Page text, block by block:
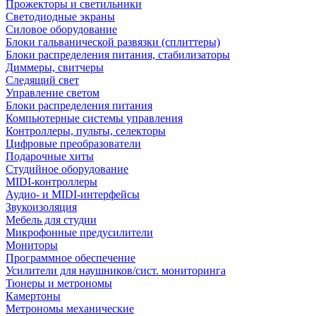
Прожекторы и светильники
Светодиодные экраны
Силовое оборудование
Блоки гальванической развязки (сплиттеры)
Блоки распределения питания, стабилизаторы
Диммеры, свитчеры
Следящий свет
Управление светом
Блоки распределения питания
Компьютерные системы управления
Контроллеры, пульты, селекторы
Цифровые преобразователи
Подарочные хиты
Студийное оборудование
MIDI-контроллеры
Аудио- и MIDI-интерфейсы
Звукоизоляция
Мебель для студии
Микрофонные предусилители
Мониторы
Программное обеспечение
Усилители для наушников/сист. мониторинга
Тюнеры и метрономы
Камертоны
Метрономы механические